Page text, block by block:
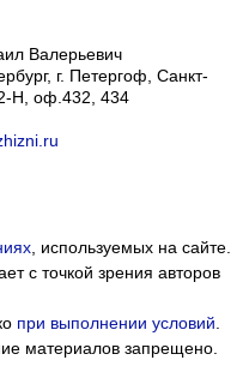
Валерьевич
г. Петергоф Санкт-
2-Н, оф.432, 434
, используемых на сайте.
с точкой зрения авторов
при выполнении условий
материалов запрещено.